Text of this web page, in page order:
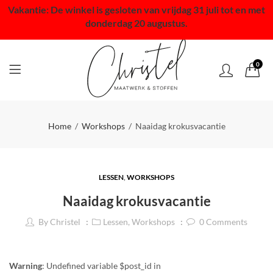
Vakantie: De winkel is gesloten van vrijdag 31 juli tot en met
donderdag 20 augustus.
0
Home Workshops Naaidag krokusvacantie
LESSEN,WORKSHOPS
Naaidag krokusvacantie
ByChristel Lessen, Workshops 0Comments
Warning: Undefined variable $post_id in